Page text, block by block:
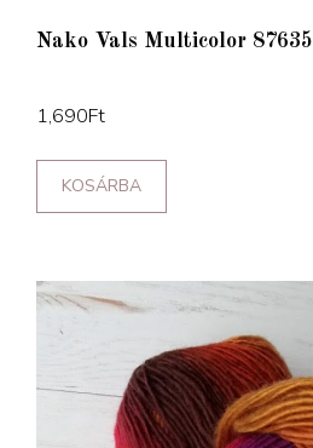
Nako Vals Multicolor 87635
1,690Ft
KOSÁRBA